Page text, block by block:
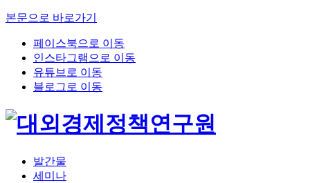
본문으로 바로가기
페이스북으로 이동
인스타그램으로 이동
유튜브로 이동
블로그로 이동
발간물
세미나